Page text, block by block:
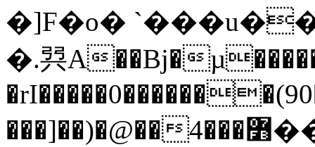
�]F�o�
�.㢲A��Bj�
���]��)�@��߻���4�� p�ל�0�X"�ov)